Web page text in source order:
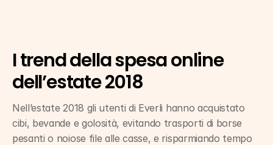
I trend della spesa online
dell’estate 2018
Nell’estate 2018 gli utenti di Everli hanno acquistato
cibi, bevande e golosità, evitando trasporti di borse
pesanti o noiose file alle casse, e risparmiando tempo